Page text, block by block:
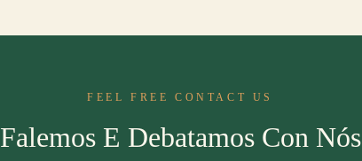
FEEL FREE CONTACT US
Falemos E Debatamos Con Nós